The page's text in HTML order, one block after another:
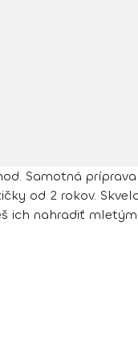
Samotná
od 2 rokov.
ich nahradiť